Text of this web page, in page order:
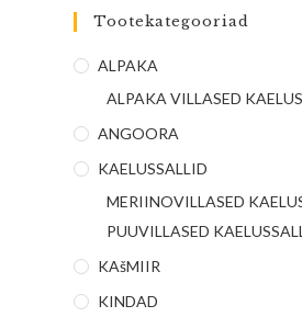
Tootekategooriad
ALPAKA
ALPAKA VILLASED
ANGOORA
KAELUSSALLID
MERIINOVILLASED
PUUVILLASED
KAšMIIR
KINDAD